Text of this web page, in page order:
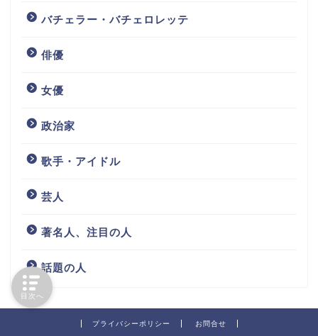
バチェラー・バチェロレッテ
俳優
女優
政治家
歌手・アイドル
芸人
著名人、注目の人
話題の人
プライバシーポリシー お問合せ
目次へ